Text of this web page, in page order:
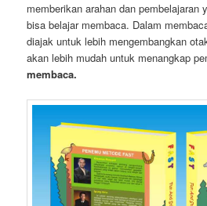
memberikan arahan dan pembelajaran
bisa belajar membaca. Dalam
diajak untuk lebih mengembangkan
akan lebih mudah untuk menangkap
membaca.